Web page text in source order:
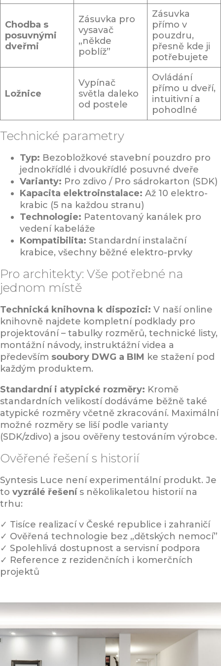
Chodba s
posuvnými
dveřmi
Zásuvka pro
vysavač
„někde
poblíž”
Zásuvka
přímo v
pouzdru,
přesně kde ji
potřebujete
Ložnice
Vypínač
světla daleko
od postele
Ovládání
přímo u dveří,
intuitivní a
pohodlné
Technické parametry
Typ: Bezobložkové stavební pouzdro pro
jednokřídlé i dvoukřídlé posuvné dveře
Varianty: Pro zdivo / Pro sádrokarton (SDK)
Kapacita elektroinstalace: Až 10 elektro-
krabic (5 na každou stranu)
Technologie: Patentovaný kanálek pro
vedení kabeláže
Kompatibilita: Standardní instalační
krabice, všechny běžné elektro-prvky
Pro architekty: Vše potřebné na
jednom místě
Technická knihovna k dispozici: V naší online
knihovně najdete kompletní podklady pro
projektování – tabulky rozměrů, technické listy,
montážní návody, instruktážní videa a
především soubory DWG a BIM ke stažení pod
každým produktem.
Standardní i atypické rozměry: Kromě
standardních velikostí dodáváme běžně také
atypické rozměry včetně zkracování. Maximální
možné rozměry se liší podle varianty
(SDK/zdivo) a jsou ověřeny testováním výrobce.
Ověřené řešení s historií
Syntesis Luce není experimentální produkt. Je
to vyzrálé řešenís několikaletou historií na
trhu:
✓ Tisíce realizací v České republice i zahraničí
✓ Ověřená technologie bez „dětských nemocí”
✓ Spolehlivá dostupnost a servisní podpora
✓ Reference z rezidenčních i komerčních
projektů